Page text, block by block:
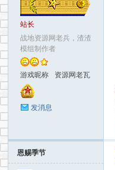
站长
战地资源网老兵，渣渣
模组制作者
游戏昵称 资源网老瓦
发消息
恩赐季节